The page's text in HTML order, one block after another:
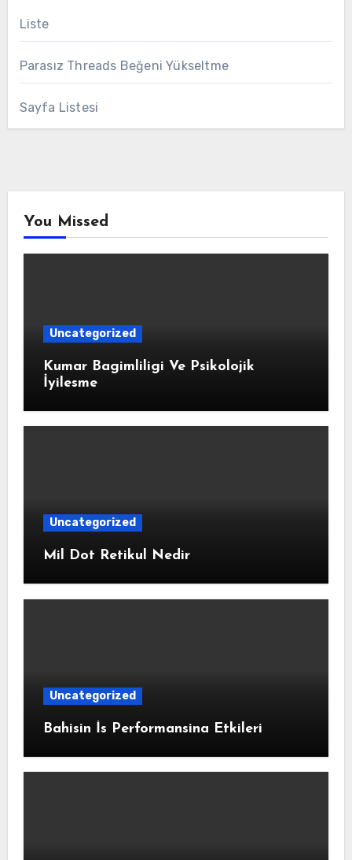
Liste
Parasız Threads Beğeni Yükseltme
Sayfa Listesi
You Missed
Uncategorized
Kumar Bagimliligi Ve Psikolojik
İyilesme
Uncategorized
Mil Dot Retikul Nedir
Uncategorized
Bahisin İs Performansina Etkileri